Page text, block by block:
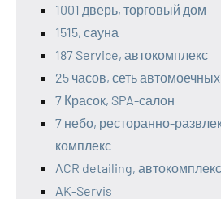
1001 дверь, торговый дом
1515, сауна
187 Service, автокомплекс
25 часов, сеть
7 Красок, SPA-салон
7 небо, ресторанно-
комплекс
ACR detailing, автокомплекс
AK-Servis